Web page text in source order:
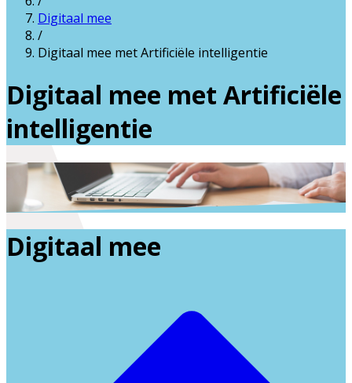
Digitaal mee
/
Digitaal mee met Artificiële intelligentie
Digitaal mee met Artificiële
intelligentie
Digitaal mee